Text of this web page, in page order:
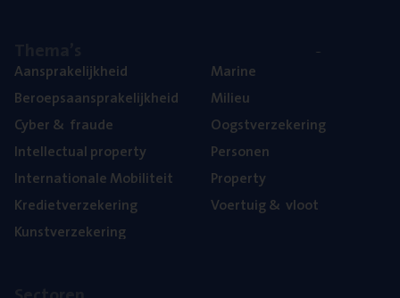
Aan­spra­ke­lijk­heid
Beroeps­aan­spra­ke­lijk­heid
Cyber& fraude
Intel­lec­tu­al property
Inter­na­ti­o­na­le Mobiliteit
Kre­diet­ver­ze­ke­ring
Kunst­ver­ze­ke­ring
Mari­ne
Mili­eu
Oogst­ver­ze­ke­ring
Per­so­nen
Pro­per­ty
Voer­tuig& vloot